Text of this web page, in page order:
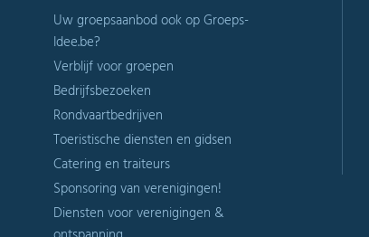
Uw groepsaanbod ook op Groeps-
Idee.be?
Verblijf voor groepen
Bedrijfsbezoeken
Rondvaartbedrijven
Toeristische diensten en gidsen
Catering en traiteurs
Sponsoring van verenigingen!
Diensten voor verenigingen &